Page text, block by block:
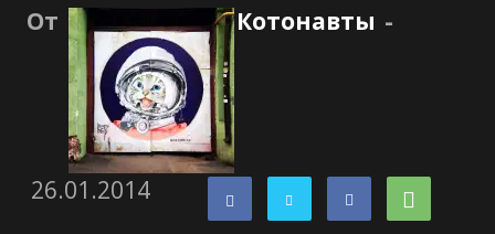
От Котонавты -
26.01.2014